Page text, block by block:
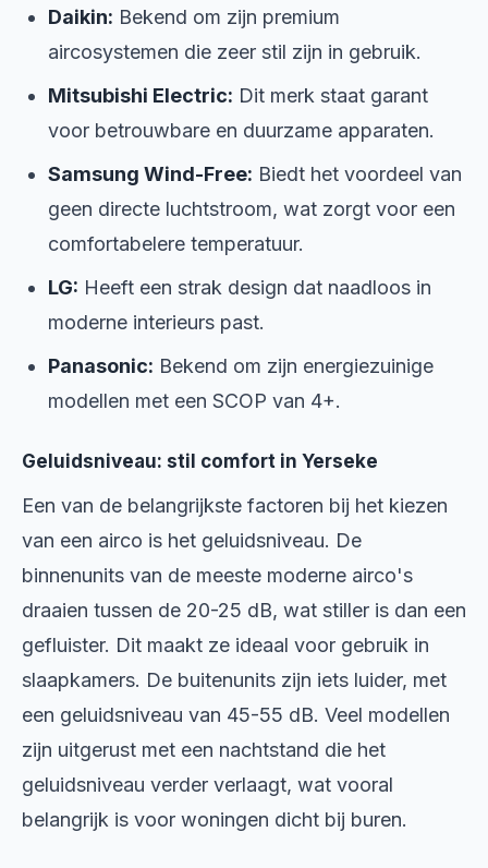
Daikin: Bekend om zijn premium
aircosystemen die zeer stil zijn in gebruik.
Mitsubishi Electric: Dit merk staat garant
voor betrouwbare en duurzame apparaten.
Samsung Wind-Free: Biedt het voordeel van
geen directe luchtstroom, wat zorgt voor een
comfortabelere temperatuur.
LG: Heeft een strak design dat naadloos in
moderne interieurs past.
Panasonic: Bekend om zijn energiezuinige
modellen met een SCOP van 4+.
Geluidsniveau: stil comfort in Yerseke
Een van de belangrijkste factoren bij het kiezen
van een airco is het geluidsniveau. De
binnenunits van de meeste moderne airco's
draaien tussen de 20-25 dB, wat stiller is dan een
gefluister. Dit maakt ze ideaal voor gebruik in
slaapkamers. De buitenunits zijn iets luider, met
een geluidsniveau van 45-55 dB. Veel modellen
zijn uitgerust met een nachtstand die het
geluidsniveau verder verlaagt, wat vooral
belangrijk is voor woningen dicht bij buren.